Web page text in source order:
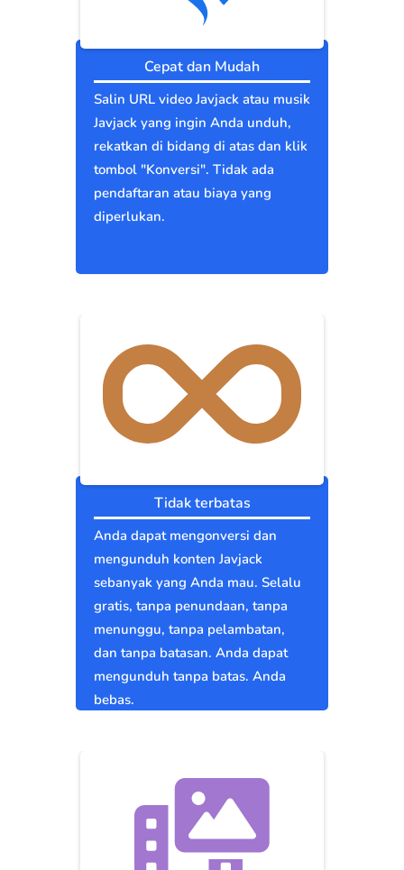
Cepat dan Mudah
Salin URL video Javjack atau musik
Javjack yang ingin Anda unduh,
rekatkan di bidang di atas dan klik
tombol "Konversi". Tidak ada
pendaftaran atau biaya yang
diperlukan.
Tidak terbatas
Anda dapat mengonversi dan
mengunduh konten Javjack
sebanyak yang Anda mau. Selalu
gratis, tanpa penundaan, tanpa
menunggu, tanpa pelambatan,
dan tanpa batasan. Anda dapat
mengunduh tanpa batas. Anda
bebas.